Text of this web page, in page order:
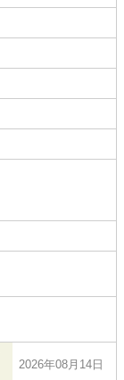
2026年08月14日